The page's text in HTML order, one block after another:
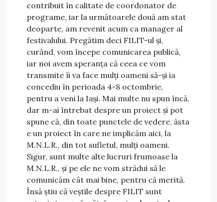
contribuit în calitate de coordonator de
programe, iar la următoarele două am stat
deoparte, am revenit acum ca manager al
festivalului. Pregătim deci FILIT-ul și,
curând, vom începe comunicarea publică,
iar noi avem speranța că ceea ce vom
transmite îi va face mulți oameni să-și ia
concediu în perioada 4-8 octombrie,
pentru a veni la Iași. Mai multe nu spun încă,
dar m-ai întrebat despre un proiect și pot
spune că, din toate punctele de vedere, ăsta
e un proiect în care ne implicăm aici, la
M.N.L.R., din tot sufletul, mulți oameni.
Sigur, sunt multe alte lucruri frumoase la
M.N.L.R., și pe ele ne vom strădui să le
comunicăm cât mai bine, pentru că merită.
Însă știu că veștile despre FILIT sunt